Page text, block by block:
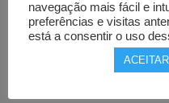
9,00€
Comprar
navegação mais fácil e
preferências e visitas
está a consentir o uso
ACEITAR